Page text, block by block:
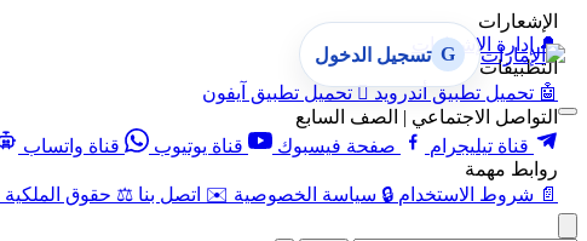
الإشعارات
🔔 إدارة الإشعارات
التطبيقات
🤖 تحميل تطبيق أندرويد  تحميل تطبيق آيفون
التواصل الاجتماعي | الصف السابع
قناة تيليجرام
صفحة فيسبوك قناة يوتيوب قناة واتساب
روابط مهمة
📄 شروط الاستخدام 🔒 سياسة الخصوصية ✉️ اتصل بنا ⚖️ حقوق الملكية
G تسجيل الدخول